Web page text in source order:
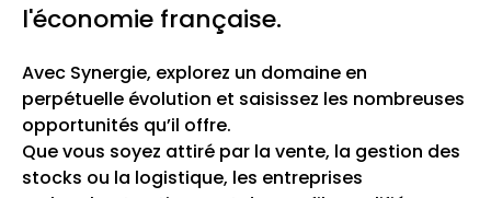
l'économie française.
Avec Synergie, explorez un domaine en
perpétuelle évolution et saisissez les nombreuses
opportunités qu’il offre.
Que vous soyez attiré par la vente, la gestion des
stocks ou la logistique, les entreprises